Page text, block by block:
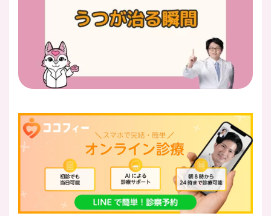
即日
FAX
03-5989-0618
営業時間：10:00〜22:00